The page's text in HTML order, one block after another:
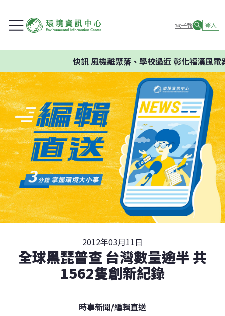
電子報 登入
快訊風機離聚落、學校過近 彰化福漢風電
2012年03月11日
全球黑琵普查 台灣數量逾半 共
1562隻創新紀錄
時事新聞/編輯直送